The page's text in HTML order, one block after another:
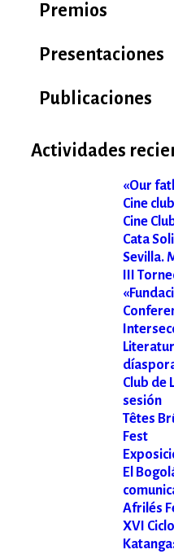
Premios
Presentaciones
Publicaciones
Actividades
«Our
Cine
Cine
Cata
Sevilla.
III
Club de
sesión
Têtes
Fest
El
Afrilés
XVI